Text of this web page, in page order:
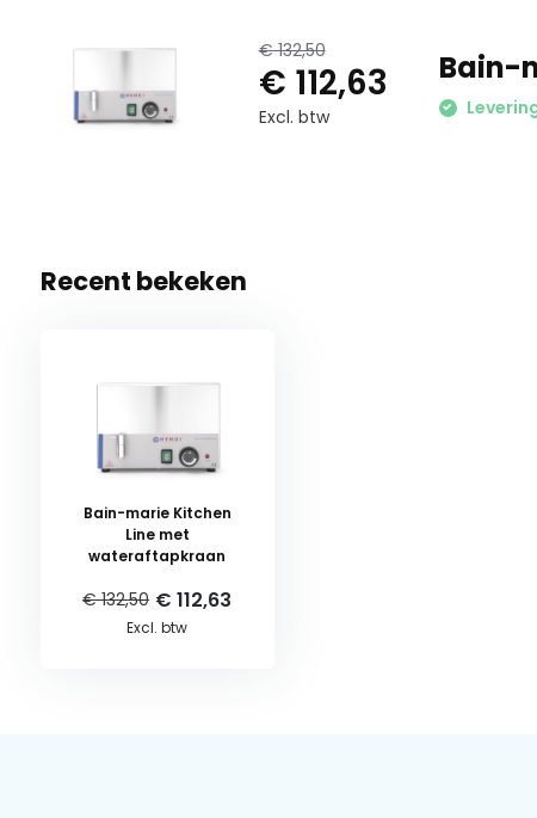
€ 132,50
€ 112,63
Excl. btw
Bain-
Recent bekeken
Bain-marie Kitchen
Line met
wateraftapkraan
€ 132,50 € 112,63
Excl. btw